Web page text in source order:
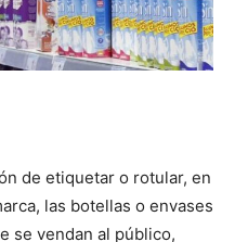
de etiquetar o rotular, en
las botellas o envases
se vendan al público,